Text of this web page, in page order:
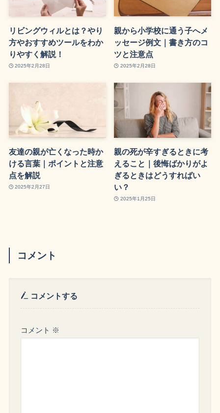
リビングウィルとは？やり
方やおすすめツールをわか
りやすく解説！
2025年2月28日
親から小学校に通う子へメ
ッセージ例文｜書き方のコ
ツと注意点
2025年2月28日
友達の親が亡くなった時か
ける言葉｜ポイントと注意
点を解説
2025年2月27日
親の死が辛すぎるときに考
えること｜後悔ばかりがよ
ぎるときはどうすればい
い？
2025年1月25日
コメント
コメントする
コメント ※